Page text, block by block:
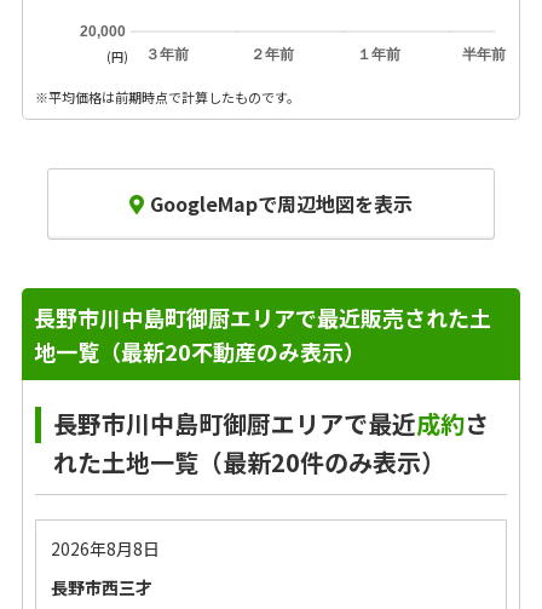
３年前 ２年前 １年前 半年前
20,000
(円)
※平均価格は前期時点で計算したものです。
GoogleMapで周辺地図を表示
長野市川中島町御厨エリアで最近販売された土
地一覧（最新20不動産のみ表示）
長野市川中島町御厨エリアで最近成約さ
れた土地一覧（最新20件のみ表示）
2026年8月8日
長野市西三才